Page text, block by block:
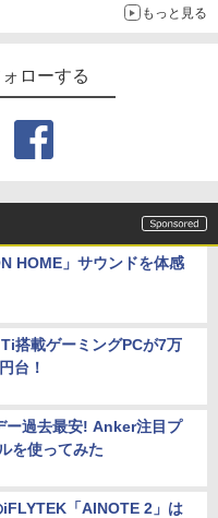
もっと見る
ローする
HOME」サウンドを体感
搭載ゲーミングPCが7万
台！
ー過去最安! Anker注目プ
を使ってみた
「AINOTE 2」は